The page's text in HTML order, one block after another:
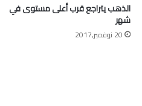
الذهب يتراجع قرب أعلى مستوى في
شهر
20 نوفمبر,2017